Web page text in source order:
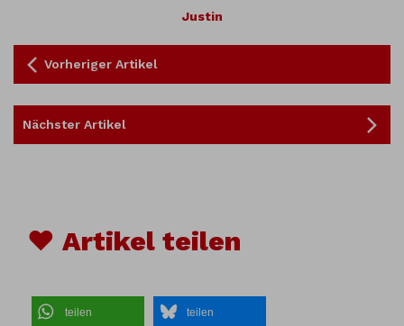
Justin
Vorheriger Artikel
Nächster Artikel
♥ Artikel teilen
teilen teilen